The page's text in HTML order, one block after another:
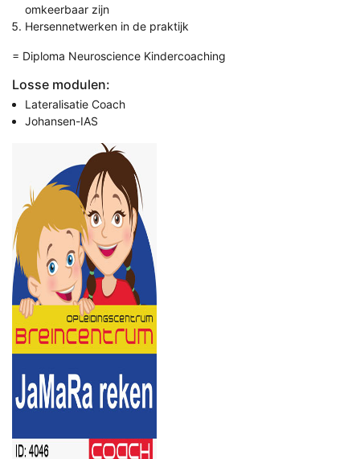
omkeerbaar zijn
Hersennetwerken in de praktijk
= Diploma Neuroscience Kindercoaching
Losse modulen:
Lateralisatie Coach
Johansen-IAS